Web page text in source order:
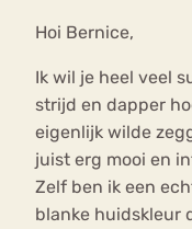
Hoi Bernice,
Ik wil je heel veel
strijd en dapper
eigenlijk wilde
juist erg mooi en
Zelf ben ik een
blanke huidskleur